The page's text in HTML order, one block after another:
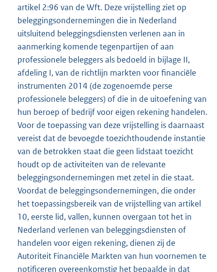
artikel 2:96 van de Wft. Deze vrijstelling ziet op
beleggingsondernemingen die in Nederland
uitsluitend beleggingsdiensten verlenen aan in
aanmerking komende tegenpartijen of aan
professionele beleggers als bedoeld in bijlage II,
afdeling I, van de richtlijn markten voor financiële
instrumenten 2014 (de zogenoemde perse
professionele beleggers) of die in de uitoefening van
hun beroep of bedrijf voor eigen rekening handelen.
Voor de toepassing van deze vrijstelling is daarnaast
vereist dat de bevoegde toezichthoudende instantie
van de betrokken staat die geen lidstaat toezicht
houdt op de activiteiten van de relevante
beleggingsondernemingen met zetel in die staat.
Voordat de beleggingsondernemingen, die onder
het toepassingsbereik van de vrijstelling van artikel
10, eerste lid, vallen, kunnen overgaan tot het in
Nederland verlenen van beleggingsdiensten of
handelen voor eigen rekening, dienen zij de
Autoriteit Financiële Markten van hun voornemen te
notificeren overeenkomstig het bepaalde in dat